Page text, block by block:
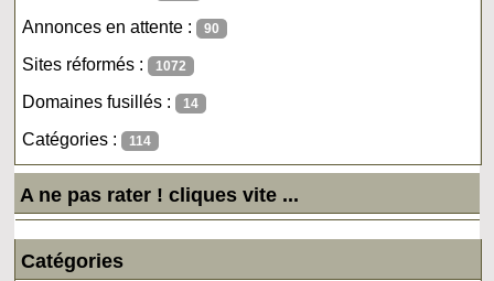
Annonces en attente : 90
Sites réformés : 1072
Domaines fusillés : 14
Catégories : 114
A ne pas rater ! cliques vite ...
Catégories